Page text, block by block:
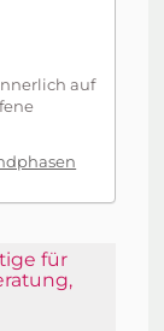
auf
für